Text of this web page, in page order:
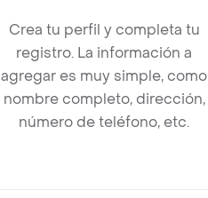
Crea tu perfil y completa tu
registro. La información a
agregar es muy simple, como
nombre completo, dirección,
número de teléfono, etc.